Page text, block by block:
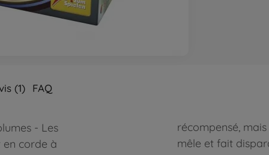
(1) FAQ
- Les
corde à
récompensé,
mêle et fait